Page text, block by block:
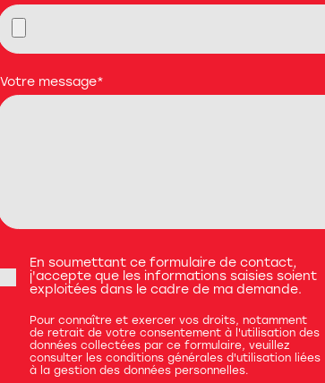
Votre message*
En soumettant ce formulaire de contact,
j'accepte que les informations saisies soient
exploitées dans le cadre de ma demande.
Pour connaître et exercer vos droits, notamment
de retrait de votre consentement à l'utilisation des
données collectées par ce formulaire, veuillez
consulter les conditions générales d'utilisation liées
à la gestion des données personnelles.